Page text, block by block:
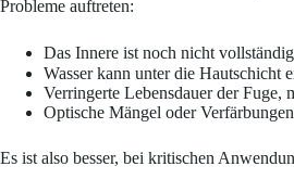
Probleme auftreten:
Das Innere ist noch nicht
Wasser kann unter die
Verringerte Lebensdauer der Fuge,
Optische Mängel oder
Es ist also besser, bei kritischen